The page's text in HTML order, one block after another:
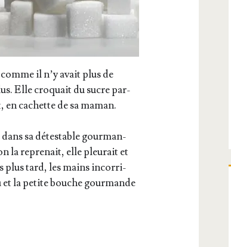
il n’y avait plus de
Elle cro­quait du sucre par-
cachette de sa maman.
sa détes­table gour­man­
la repre­nait, elle pleu­rait et
plus tard, les mains incor­ri­
et la petite bouche gour­mande